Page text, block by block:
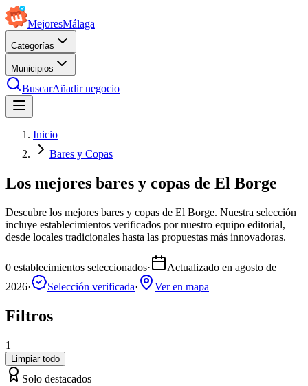
MejoresMálaga
Categorías
Municipios
BuscarAñadir negocio
Inicio
Bares y Copas
Los mejores bares y copas de El Borge
Descubre los mejores bares y copas de El Borge. Nuestra selección
incluye establecimientos verificados por nuestro equipo editorial,
desde locales tradicionales hasta las propuestas más innovadoras.
0 establecimientos seleccionados· Actualizado en agosto de
2026· Selección verificada· Ver en mapa
Filtros
1
Limpiar todo
Solo destacados